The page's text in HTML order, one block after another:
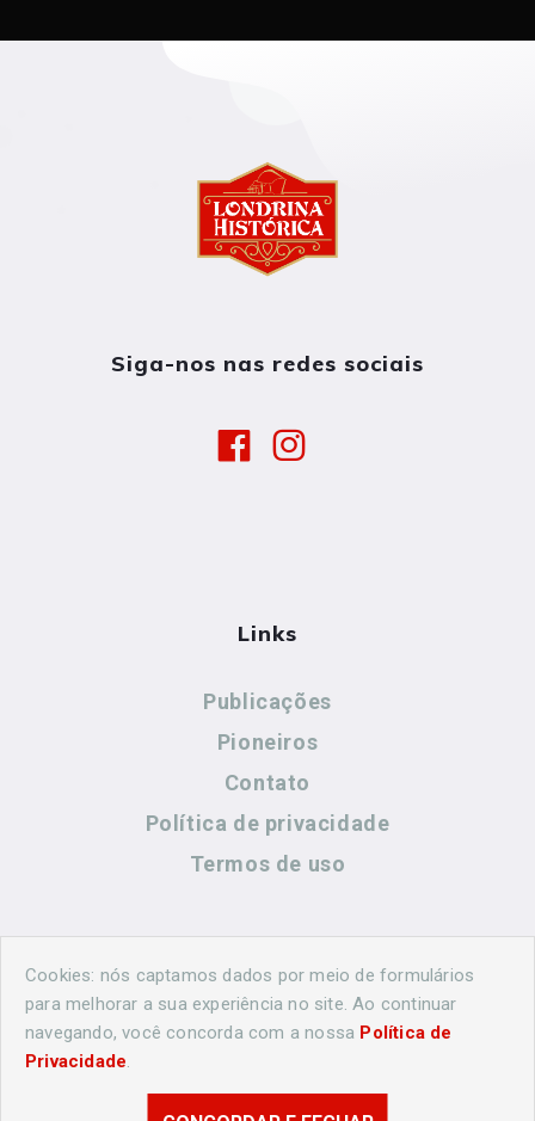
Siga-nos nas redes sociais
Links
Publicações
Pioneiros
Contato
Política de privacidade
Termos de uso
Contato
(44) 99883-8883
Cookies: nós captamos dados por meio de formulários
para melhorar a sua experiência no site. Ao continuar
navegando, você concorda com a nossa Política de
Privacidade.